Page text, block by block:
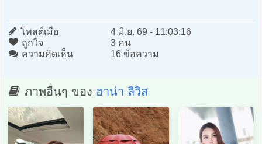
โพสต์เมื่อ
4 มิ.ย. 69 - 11:03:16
ถูกใจ
3 คน
ความคิดเห็น
16 ข้อความ
ภาพอื่นๆ ของ ฮาน่า ลีวิส